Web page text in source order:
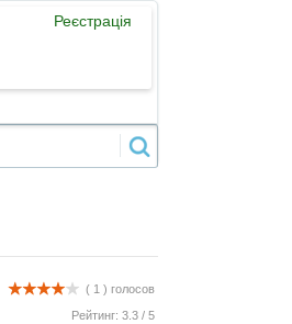
Реєстрація
( 1 ) голосов
Рейтинг: 3.3/ 5